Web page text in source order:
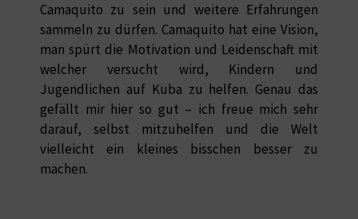
Camaquito zu sein und weitere Erfahrungen
sammeln zu dürfen. Camaquito hat eine Vision,
man spürt die Motivation und Leidenschaft mit
welcher versucht wird, Kindern und
Jugendlichen auf Kuba zu helfen. Genau das
gefällt mir hier so gut – ich freue mich sehr
darauf, selbst mitzuhelfen und die Welt
vielleicht ein kleines bisschen besser zu
machen.